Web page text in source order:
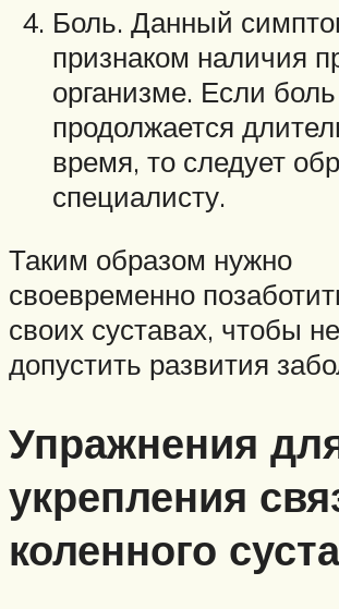
Боль. Данный
признаком наличия
организме. Если боль
продолжается
время, то следует
специалисту.
Таким образом нужно
своевременно
своих суставах, чтобы не
допустить развития
Упражнения
укрепления
коленного